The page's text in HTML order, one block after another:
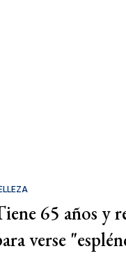
65 años y
verse